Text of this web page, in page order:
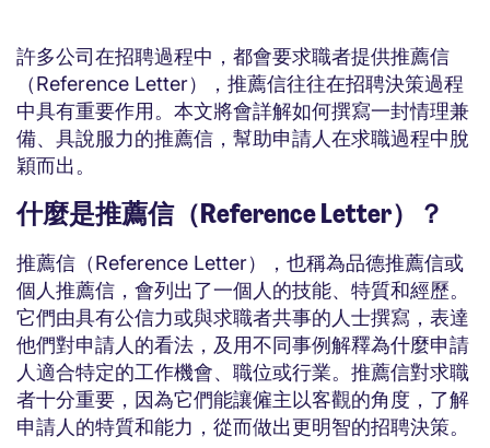
許多公司在招聘過程中，都會要求職者提供推薦信
（Reference Letter），推薦信往往在招聘決策過程
中具有重要作用。本文將會詳解如何撰寫一封情理兼
備、具說服力的推薦信，幫助申請人在求職過程中脫
穎而出。
什麼是推薦信（Reference Letter）？
推薦信（Reference Letter），也稱為品德推薦信或
個人推薦信，會列出了一個人的技能、特質和經歷。
它們由具有公信力或與求職者共事的人士撰寫，表達
他們對申請人的看法，及用不同事例解釋為什麼申請
人適合特定的工作機會、職位或行業。推薦信對求職
者十分重要，因為它們能讓僱主以客觀的角度，了解
申請人的特質和能力，從而做出更明智的招聘決策。